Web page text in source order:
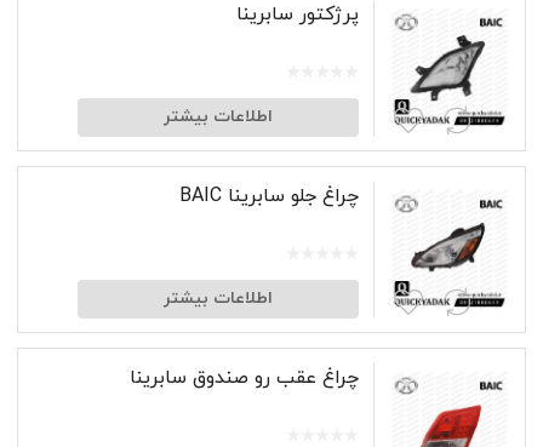
پرژکتور سابرینا
اطلاعات بیشتر
چراغ جلو سابرینا BAIC
اطلاعات بیشتر
چراغ عقب رو صندوق سابرینا